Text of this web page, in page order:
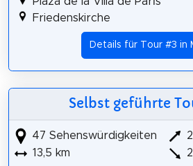
Friedenskirche
Details für Tour #3 in
Selbst geführte
47 Sehenswürdigkeiten
13,5 km